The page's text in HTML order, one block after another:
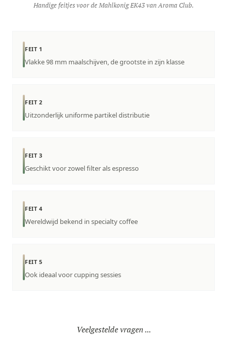
Handige feitjes voor de Mahlkonig EK43 van Aroma Club.
FEIT 1
Vlakke 98 mm maalschijven, de grootste in zijn klasse
FEIT 2
Uitzonderlijk uniforme partikel distributie
FEIT 3
Geschikt voor zowel filter als espresso
FEIT 4
Wereldwijd bekend in specialty coffee
FEIT 5
Ook ideaal voor cupping sessies
Veelgestelde vragen ...